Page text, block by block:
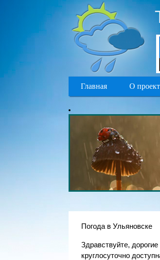
Главная О
Погода в Ульяновске
Здравствуйте,
круглосуточно